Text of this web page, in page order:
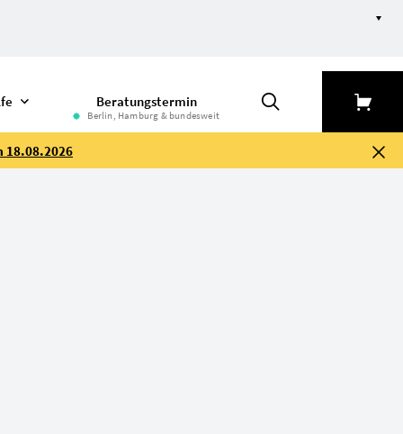
Beratungstermin
Berlin, Hamburg & bundesweit